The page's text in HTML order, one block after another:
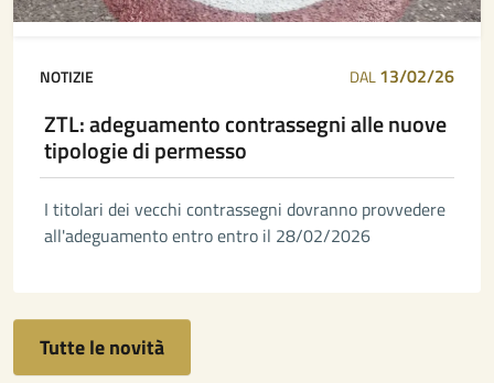
NOTIZIE DAL13/02/26
ZTL: adeguamento contrassegni alle nuove
tipologie di permesso
I titolari dei vecchi contrassegni dovranno provvedere
all'adeguamento entro entro il 28/02/2026
Tutte le novità